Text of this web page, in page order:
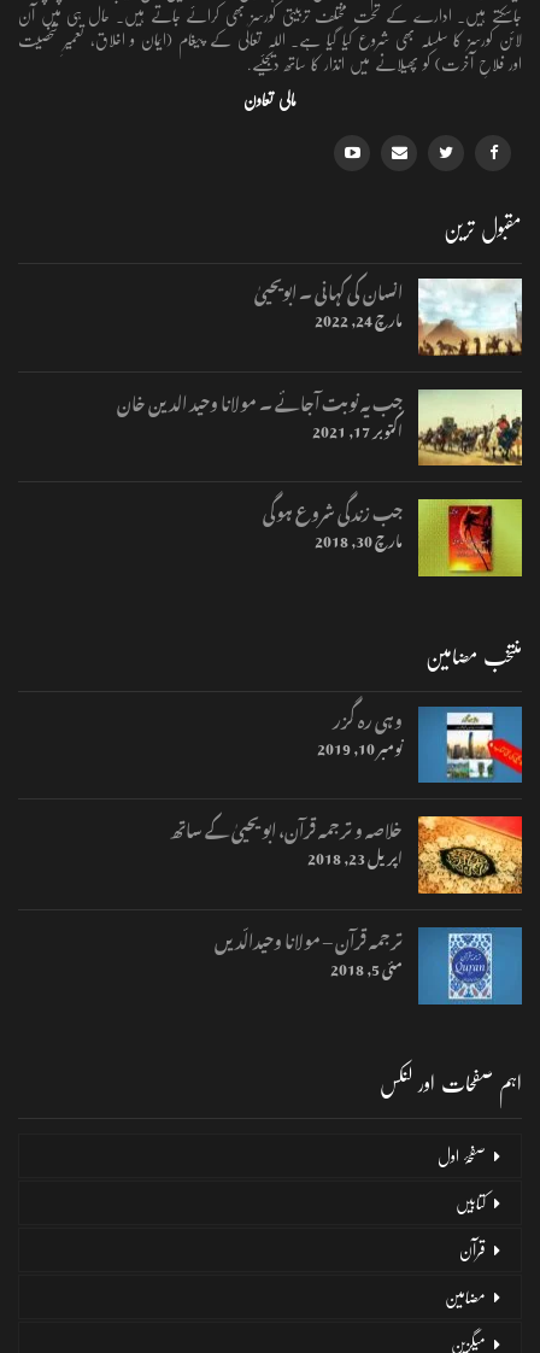
جاسکتے ہیں۔ ادارے کے تحت مختلف تربیتی کورسز بھی کرائے جاتے ہیں۔ حال ہی میں آن
لائن کورسز کا سلسلہ بھی شروع کیا گیا ہے۔ اللہ تعالٰی کے پیغام (ایمان و اخلاق، تعمیرِ شخصیت
اور فلاحِ آخرت) کو پھیلانے میں انذار کا ساتھ دیجئیے.
مالی تعاون
مقبول ترین
انسان کی کہانی ۔ ابویحییٰ
مارچ 24, 2022
جب یہ نوبت آجائے ۔ مولانا وحید الدین خان
اکتوبر 17, 2021
جب زندگی شروع ہوگی
مارچ 30, 2018
منتخب مضامین
وہی رہ گزر
نومبر 10, 2019
خلاصہ و ترجمہ قرآن، ابو یحییٰ کے ساتھ
اپریل 23, 2018
ترجمہ قرآن – مولانا وحیدالّدیں
مئی 5, 2018
اہم صفحات اور لنکس
صفحۂ اول
کتابیں
قرآن
مضامین
میگزین